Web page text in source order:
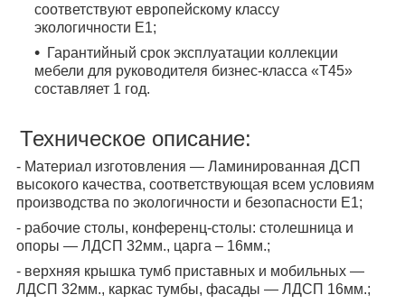
соответствуют европейскому классу
экологичности Е1;
Гарантийный срок эксплуатации коллекции
мебели для руководителя бизнес-класса «T45»
составляет 1 год.
Техническое описание:
- Материал изготовления ― Ламинированная ДСП
высокого качества, соответствующая всем условиям
производства по экологичности и безопасности Е1;
- рабочие столы, конференц-столы: столешница и
опоры ― ЛДСП 32мм., царга – 16мм.;
- верхняя крышка тумб приставных и мобильных ―
ЛДСП 32мм., каркас тумбы, фасады ― ЛДСП 16мм.;